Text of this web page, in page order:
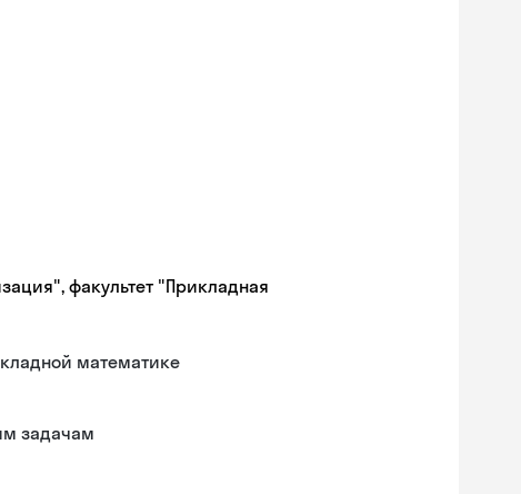
факультет "Прикладная
математике
задачам